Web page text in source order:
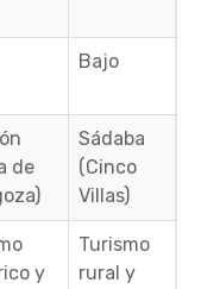
Bajo
de
Sádaba
(Cinco
Villas)
y
Turismo
rural y